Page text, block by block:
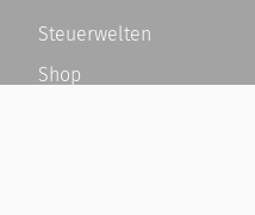
Steuerwelten
Shop